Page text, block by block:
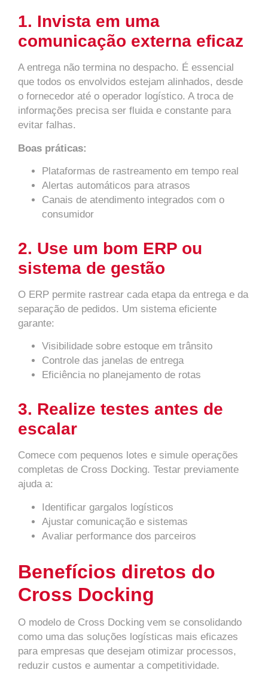
1. Invista em uma
comunicação externa eficaz
A entrega não termina no despacho. É essencial
que todos os envolvidos estejam alinhados, desde
o fornecedor até o operador logístico. A troca de
informações precisa ser fluida e constante para
evitar falhas.
Boas práticas:
Plataformas de rastreamento em tempo real
Alertas automáticos para atrasos
Canais de atendimento integrados com o
consumidor
2. Use um bom ERP ou
sistema de gestão
O ERP permite rastrear cada etapa da entrega e da
separação de pedidos. Um sistema eficiente
garante:
Visibilidade sobre estoque em trânsito
Controle das janelas de entrega
Eficiência no planejamento de rotas
3. Realize testes antes de
escalar
Comece com pequenos lotes e simule operações
completas de Cross Docking. Testar previamente
ajuda a:
Identificar gargalos logísticos
Ajustar comunicação e sistemas
Avaliar performance dos parceiros
Benefícios diretos do
Cross Docking
O modelo de Cross Docking vem se consolidando
como uma das soluções logísticas mais eficazes
para empresas que desejam otimizar processos,
reduzir custos e aumentar a competitividade.